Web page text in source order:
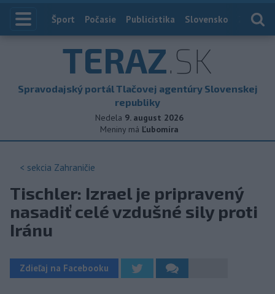
Index
Šport Počasie Publicistika Slovensko
TERAZ.SK
Spravodajský portál Tlačovej agentúry Slovenskej
republiky
Nedela 9. august 2026
Meniny má Ľubomíra
< sekcia Zahraničie
Tischler: Izrael je pripravený
nasadiť celé vzdušné sily proti
Iránu
Zdieľaj na Facebooku